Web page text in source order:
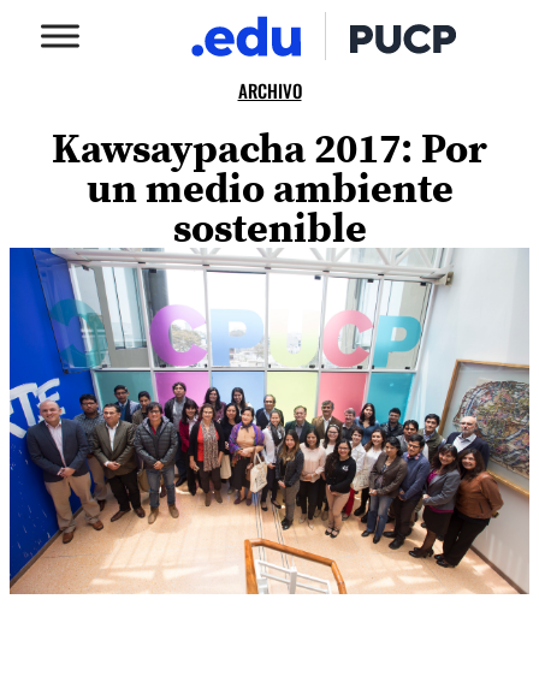
ARCHIVO
Kawsaypacha 2017: Por
un medio ambiente
sostenible